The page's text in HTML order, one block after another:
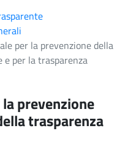
per la prevenzione della
e per la trasparenza
prevenzione
trasparenza